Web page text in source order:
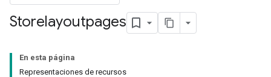
Storelayoutpages
En esta página
Representaciones de recursos